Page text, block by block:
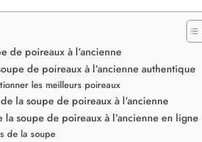
de poireaux à l’ancienne
de poireaux à l’ancienne authentique
les meilleurs poireaux
la soupe de poireaux à l’ancienne
soupe de poireaux à l’ancienne en ligne
de la soupe